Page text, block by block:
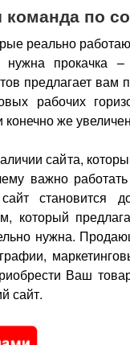
по
реально
прокачка
предлагает вам
рабочих
же
сайта,
важно
становится
который
нужна.
Ваш
сайт.